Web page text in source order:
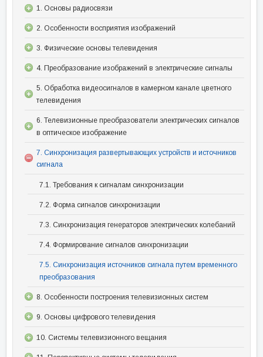
1. Основы радиосвязи
2. Особенности восприятия изображений
3. Физические основы телевидения
4. Преобразование изображений в электрические сигналы
5. Обработка видеосигналов в камерном канале цветного
телевидения
6. Телевизионные преобразователи электрических сигналов
в оптическое изображение
7. Синхронизация развертывающих устройств и источников
сигнала
7.1. Требования к сигналам синхронизации
7.2. Форма сигналов синхронизации
7.3. Синхронизация генераторов электрических колебаний
7.4. Формирование сигналов синхронизации
7.5. Синхронизация источников сигнала путем временного
преобразования
8. Особенности построения телевизионных систем
9. Основы цифрового телевидения
10. Системы телевизионного вещания